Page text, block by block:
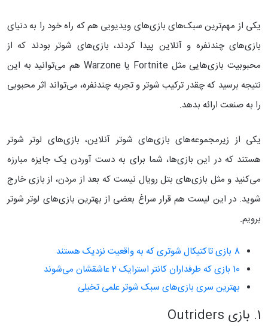
یکی از مهم‌ترین سبک‌های بازی‌های ویدیویی هم که راه خود را به دنیای
بازی‌های چندنفره و آنلاین پیدا کردند، بازی‌های شوتر بودند که از
محبوبیت بازی‌هایی مثل Fortnite یا Warzone هم می‌توانید به این
نتیجه برسید که چقدر ترکیب شوتر و تجربه چندنفره،‌ می‌تواند اثر محبوبی
را به صنعت ارائه بدهد.
یکی از زیرمجموعه‌های بازی‌های شوتر آنلاین، بازی‌های لوتر شوتر
هستند که در این بازی‌ها، شما برای به دست آوردن یک جایزه مبارزه
می‌کنید و مثل بازی‌های بتل رویال نیست که بعد از مردن، از بازی خارج
شوید. در این لیست هم قرار سراغ بعضی از بهترین بازی‌های لوتر شوتر
برویم.
8 بازی‌ تاکتیکال شوتری که به واقعیت نزدیک هستند
10 بازی که طرفداران کانتر استرایک 2 عاشقشان می‌شوند
بهترین سری بازی‌های سبک شوتر علمی تخیلی
1. بازی Outriders